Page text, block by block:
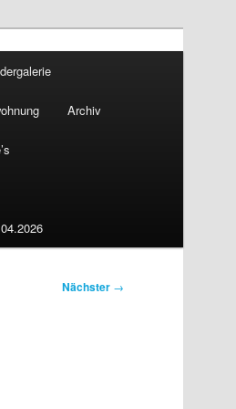
Archiv
Nächster →